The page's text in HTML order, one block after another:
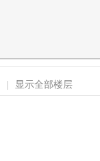
| 显示全部楼层